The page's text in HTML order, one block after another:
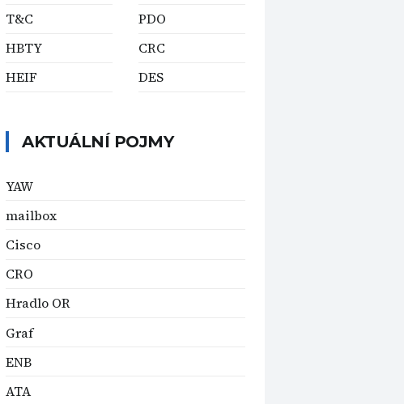
T&C
HBTY
HEIF
PDO
CRC
DES
AKTUÁLNÍ POJMY
YAW
mailbox
Cisco
CRO
Hradlo OR
Graf
ENB
ATA